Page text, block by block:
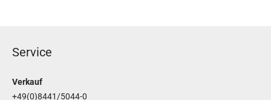
Service
Verkauf
+49(0)8441/5044-0